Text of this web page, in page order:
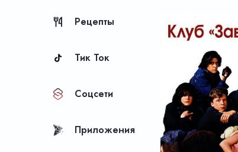
Рецепты
Тик Ток
Соцсети
Приложения